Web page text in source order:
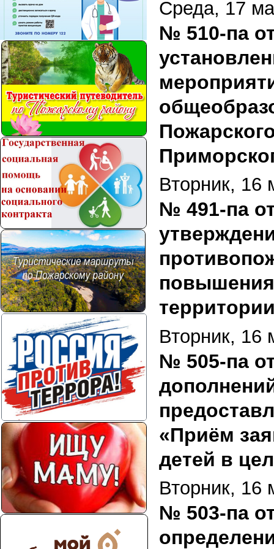
Среда, 17
№ 510-па
Вторник, 16
№ 491-па
Вторник, 16
№ 505-па
«Приём
детей в
Вторник, 16
№ 503-па